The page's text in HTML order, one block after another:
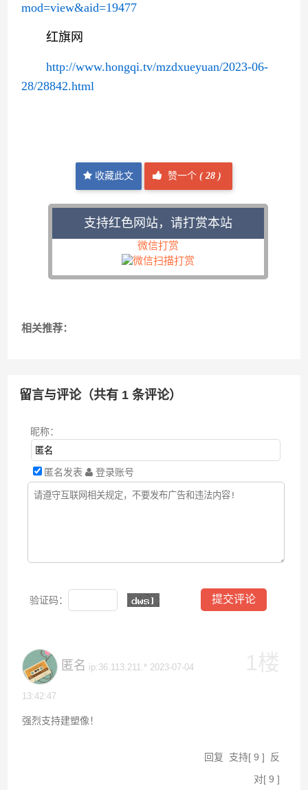
mod=view&aid=19477
红旗网
http://www.hongqi.tv/mzdxueyuan/2023-06-
28/28842.html
收藏此文 赞一个( 28 )
支持红色网站，请打赏本站
微信打赏
相关推荐：
留言与评论（共有 1 条评论）
昵称：
匿名发表 登录账号
验证码：
匿名 ip:36.113.211.* 2023-07-04
13:42:47
强烈支持建塑像！
回复 支持[ 9]
反
对[ 9]